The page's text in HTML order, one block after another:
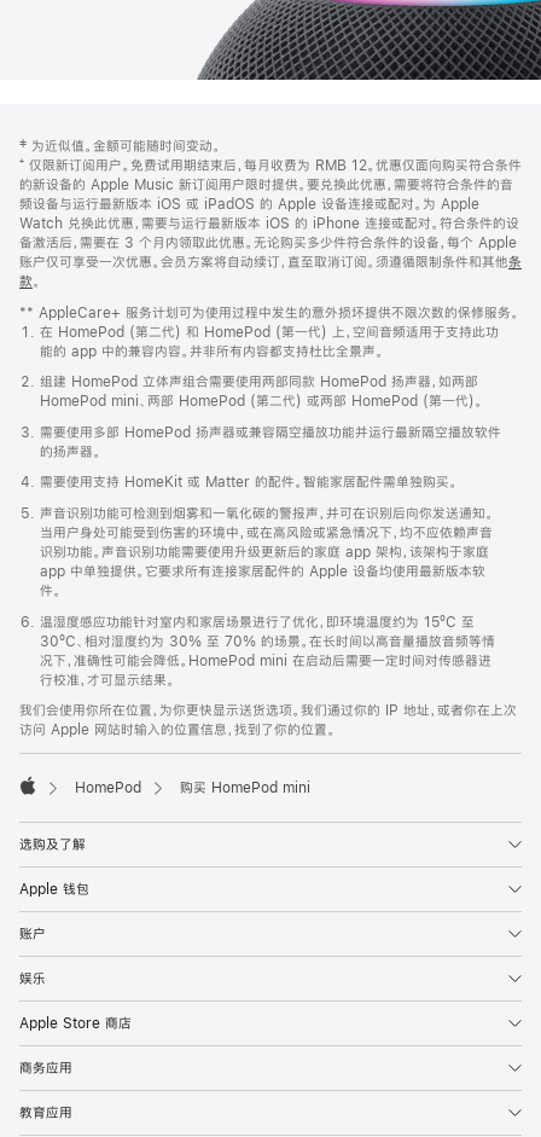
页
页
脚
注
‡ 为近似值。金额可能随时间变动。
⁺ 仅限新订阅用户。免费试用期结束后，每月收费为 RMB 12。优惠仅面向购买符合条件
的新设备的 Apple Music 新订阅用户限时提供。要兑换此优惠，需要将符合条件的音
频设备与运行最新版本 iOS 或 iPadOS 的 Apple 设备连接或配对。为 Apple
Watch 兑换此优惠，需要与运行最新版本 iOS 的 iPhone 连接或配对。符合条件的设
备激活后，需要在 3 个月内领取此优惠。无论购买多少件符合条件的设备，每个 Apple
账户仅可享受一次优惠。会员方案将自动续订，直至取消订阅。须遵循限制条件和其他条
款。
窗
口
中
打
开)
** AppleCare+ 服务计划可为使用过程中发生的意外损坏提供不限次数的保修服务。
在 HomePod (第二代) 和 HomePod (第一代) 上，空间音频适用于支持此功
能的 app 中的兼容内容。并非所有内容都支持杜比全景声。
组建 HomePod 立体声组合需要使用两部同款 HomePod 扬声器，如两部
HomePod mini、两部 HomePod (第二代) 或两部 HomePod (第一代)。
需要使用多部 HomePod 扬声器或兼容隔空播放功能并运行最新隔空播放软件
的扬声器。
需要使用支持 HomeKit 或 Matter 的配件。智能家居配件需单独购买。
声音识别功能可检测到烟雾和一氧化碳的警报声，并可在识别后向你发送通知。
当用户身处可能受到伤害的环境中，或在高风险或紧急情况下，均不应依赖声音
识别功能。声音识别功能需要使用升级更新后的家庭 app 架构，该架构于家庭
app 中单独提供。它要求所有连接家居配件的 Apple 设备均使用最新版本软
件。
温湿度感应功能针对室内和家居场景进行了优化，即环境温度约为 15ºC 至
30ºC、相对湿度约为 30% 至 70% 的场景。在长时间以高音量播放音频等情
况下，准确性可能会降低。HomePod mini 在启动后需要一定时间对传感器进
行校准，才可显示结果。
我们会使用你所在位置，为你更快显示送货选项。我们通过你的 IP 地址，或者你在上次
访问 Apple 网站时输入的位置信息，找到了你的位置。
HomePod 购买 HomePod mini
选购及了解
Apple 钱包
账户
娱乐
Apple Store 商店
商务应用
教育应用